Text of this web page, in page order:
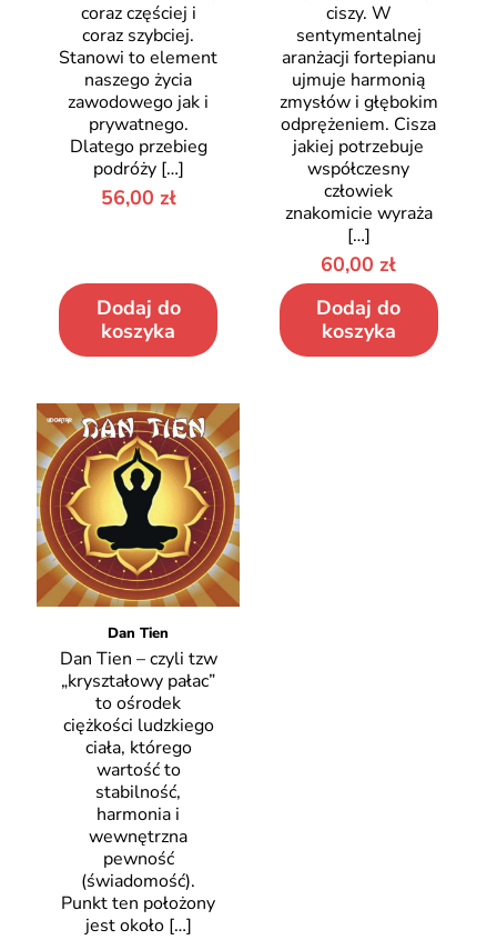
coraz częściej i
coraz szybciej.
Stanowi to element
naszego życia
zawodowego jak i
prywatnego.
Dlatego przebieg
podróży[…]
56,00 zł
Dodaj do
koszyka
ciszy. W
sentymentalnej
aranżacji fortepianu
ujmuje harmonią
zmysłów i głębokim
odprężeniem. Cisza
jakiej potrzebuje
współczesny
człowiek
znakomicie wyraża
[…]
60,00zł
Dodaj do
koszyka
Dan Tien
Dan Tien – czyli tzw
„kryształowy pałac”
to ośrodek
ciężkości ludzkiego
ciała, którego
wartość to
stabilność,
harmonia i
wewnętrzna
pewność
(świadomość).
Punkt ten położony
jest około[…]